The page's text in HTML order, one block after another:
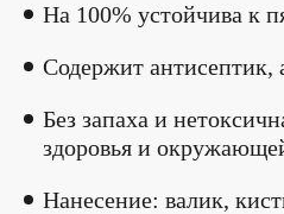
На 100% устойчива к
Содержит антисептик,
Без запаха и
здоровья и
Нанесение: валик,